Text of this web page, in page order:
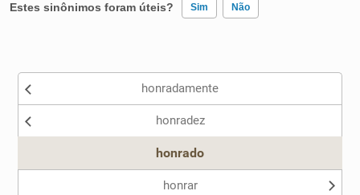
Estes sinônimos foram úteis? Sim Não
Nenhum dos sinônimos apresentados me ajudou
honradamente
honradez
honrado
honrar